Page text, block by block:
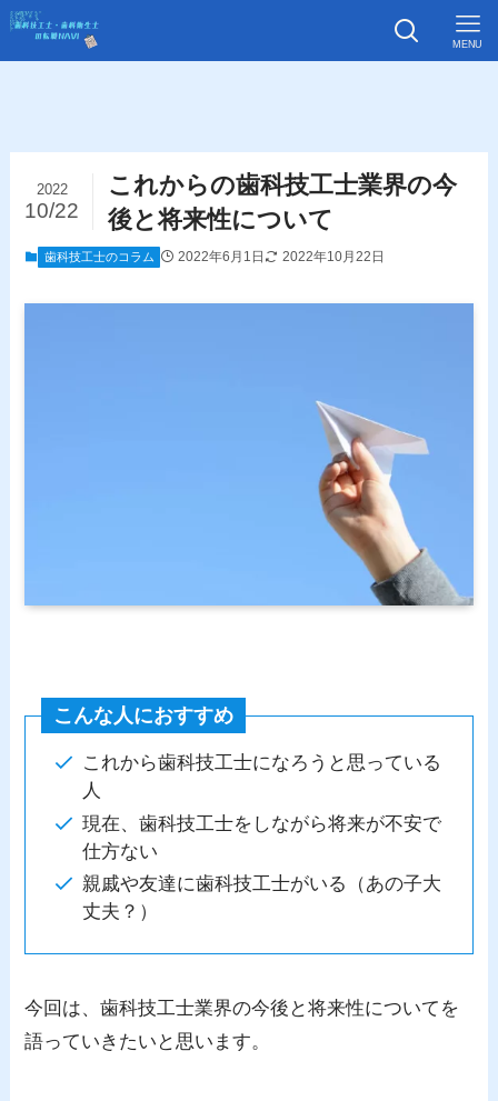
MENU
これからの歯科技工士業界の今
後と将来性について
2022
10/22
歯科技工士のコラム 2022年6月1日 2022年10月22日
こんな人におすすめ
これから歯科技工士になろうと思っている
人
現在、歯科技工士をしながら将来が不安で
仕方ない
親戚や友達に歯科技工士がいる（あの子大
丈夫？）
今回は、歯科技工士業界の今後と将来性についてを
語っていきたいと思います。